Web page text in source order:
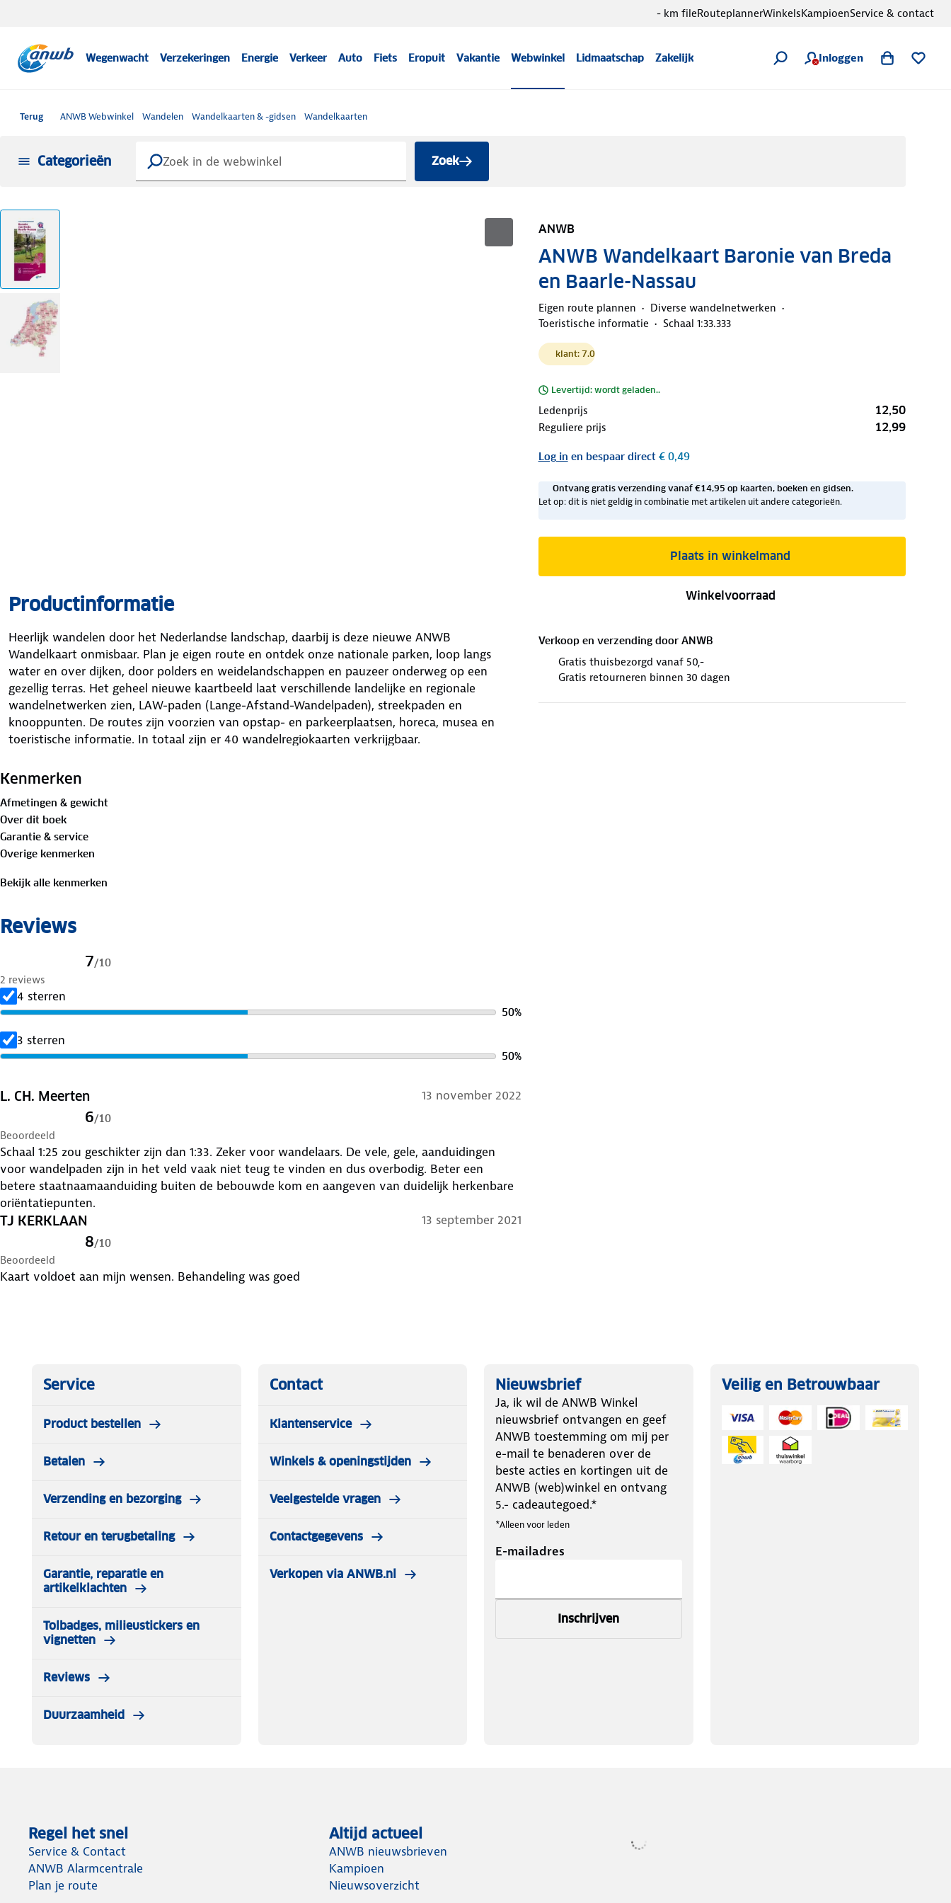
Wegenwacht Verzekeringen Energie Verkeer Auto Fiets Eropuit Vakantie Webwinkel Lidmaatschap Zakelijk Inloggen
- km fileRouteplannerWinkelsKampioenService & contact
Terug ANWB Webwinkel Wandelen Wandelkaarten & -gidsen Wandelkaarten
Categorieën Zoek
ANWB
ANWB Wandelkaart Baronie van Breda
en Baarle-Nassau
Eigen route plannen
Diverse wandelnetwerken
Toeristische informatie
Schaal 1:33.333
klant: 7.0
Levertijd: wordt geladen..
Ledenprijs 12,50
Reguliere prijs 12,99
Log in en bespaar direct€ 0,49
Ontvang gratis verzending vanaf €14,95 op kaarten, boeken en gidsen.
Let op: dit is niet geldig in combinatie met artikelen uit andere categorieën.
Plaats in winkelmand
Winkelvoorraad
Verkoop en verzending door ANWB
Gratis thuisbezorgd vanaf 50,-
Gratis retourneren binnen 30 dagen
Productinformatie
Heerlijk wandelen door het Nederlandse landschap, daarbij is deze nieuwe ANWB
Wandelkaart onmisbaar. Plan je eigen route en ontdek onze nationale parken, loop langs
water en over dijken, door polders en weidelandschappen en pauzeer onderweg op een
gezellig terras. Het geheel nieuwe kaartbeeld laat verschillende landelijke en regionale
wandelnetwerken zien, LAW-paden (Lange-Afstand-Wandelpaden), streekpaden en
knooppunten. De routes zijn voorzien van opstap- en parkeerplaatsen, horeca, musea en
toeristische informatie. In totaal zijn er 40 wandelregiokaarten verkrijgbaar.
Kenmerken
Afmetingen & gewicht
Over dit boek
Garantie & service
Overige kenmerken
Bekijk alle kenmerken
Reviews
7/10
2 reviews
4 sterren
50%
3 sterren
50%
L. CH. Meerten 13 november 2022
6/10
Beoordeeld
Schaal 1:25 zou geschikter zijn dan 1:33. Zeker voor wandelaars. De vele, gele, aanduidingen
voor wandelpaden zijn in het veld vaak niet teug te vinden en dus overbodig. Beter een
betere staatnaamaanduiding buiten de bebouwde kom en aangeven van duidelijk herkenbare
oriëntatiepunten.
TJ KERKLAAN 13 september 2021
8/10
Beoordeeld
Kaart voldoet aan mijn wensen. Behandeling was goed
Service
Product bestellen
Betalen
Verzending en bezorging
Retour en terugbetaling
Garantie, reparatie en
artikelklachten
Tolbadges, milieustickers en
vignetten
Reviews
Duurzaamheid
Contact
Klantenservice
Winkels & openingstijden
Veelgestelde vragen
Contactgegevens
Verkopen via ANWB.nl
Nieuwsbrief
Ja, ik wil de ANWB Winkel
nieuwsbrief ontvangen en geef
ANWB toestemming om mij per
e-mail te benaderen over de
beste acties en kortingen uit de
ANWB (web)winkel en ontvang
5.- cadeautegoed.*
*Alleen voor leden
E-mailadres
Inschrijven
Veilig en Betrouwbaar
Regel het snel
Service & Contact
ANWB Alarmcentrale
Plan je route
Altijd actueel
ANWB nieuwsbrieven
Kampioen
Nieuwsoverzicht